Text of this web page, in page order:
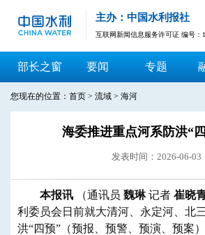
主办：中国水利报社
互联网新闻信息服务许可证 编号：
部长之窗 要闻 专题
您现在的位置： 首页 > 流域 > 海河
海委推进重点河系防洪“
发表时间：2026-06-03
​本报讯 （通讯员 魏琳记者 崔晓
利委员会日前就大清河、永定河、北
洪“四预”（预报、预警、预演、预案